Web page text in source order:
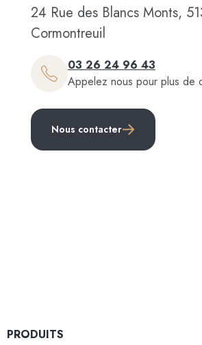
24 Rue des Blancs Monts,
Cormontreuil
03 26 24 96 43
Appelez nous pour plus de
Nous contacter
PRODUITS